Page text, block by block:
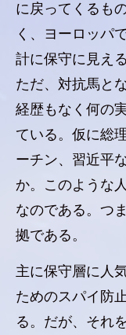
に戻ってくるも
く、ヨーロッパ
計に保守に見え
ただ、対抗馬と
経歴もなく何の
ている。仮に総
ーチン、習近平
か。このような
なのである。つ
拠である。
主に保守層に人
ためのスパイ防
る。だが、それ